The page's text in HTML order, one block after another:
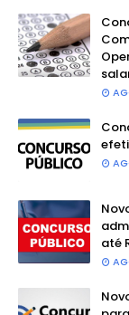
até